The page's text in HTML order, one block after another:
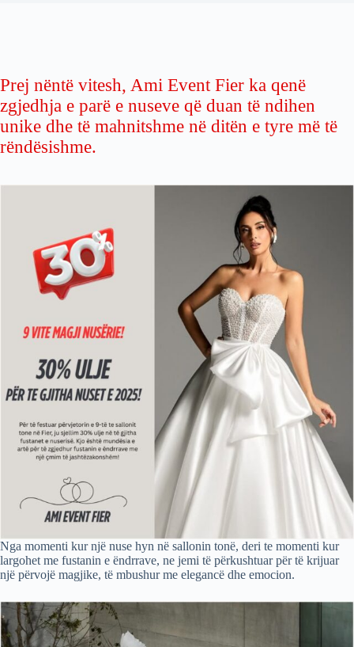
Prej nëntë vitesh, Ami Event Fier ka qenë
zgjedhja e parë e nuseve që duan të ndihen
unike dhe të mahnitshme në ditën e tyre më të
rëndësishme.
Nga momenti kur një nuse hyn në sallonin tonë, deri te momenti kur
largohet me fustanin e ëndrrave, ne jemi të përkushtuar për të krijuar
një përvojë magjike, të mbushur me elegancë dhe emocion.